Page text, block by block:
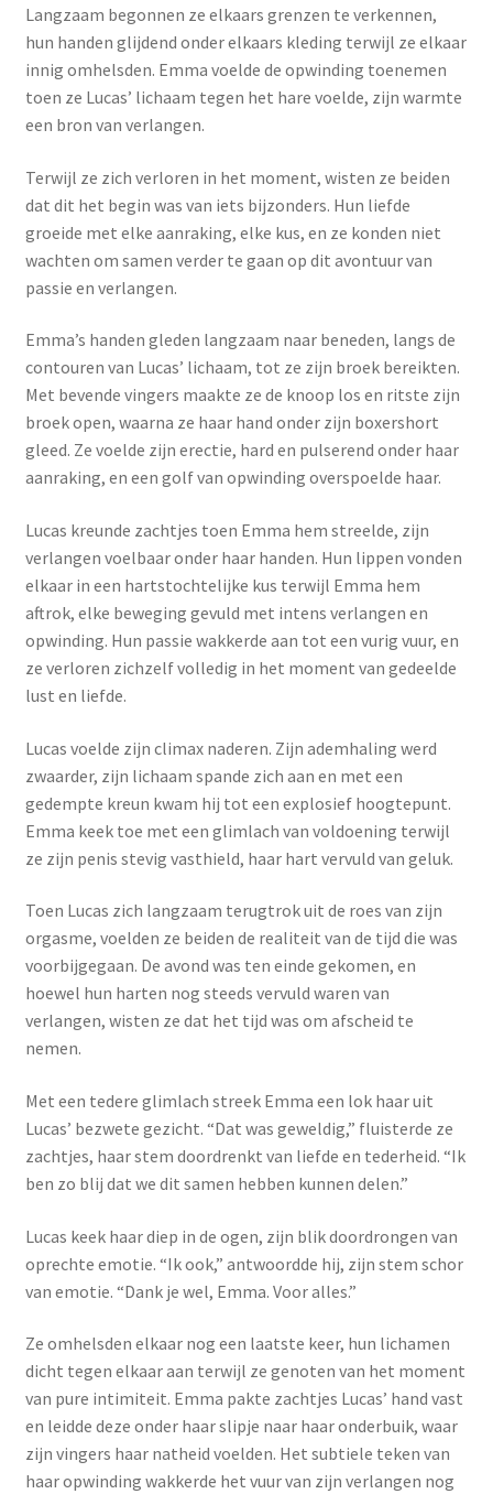
Langzaam begonnen ze elkaars grenzen te verkennen,
hun handen glijdend onder elkaars kleding terwijl ze elkaar
innig omhelsden. Emma voelde de opwinding toenemen
toen ze Lucas’ lichaam tegen het hare voelde, zijn warmte
een bron van verlangen.
Terwijl ze zich verloren in het moment, wisten ze beiden
dat dit het begin was van iets bijzonders. Hun liefde
groeide met elke aanraking, elke kus, en ze konden niet
wachten om samen verder te gaan op dit avontuur van
passie en verlangen.
Emma’s handen gleden langzaam naar beneden, langs de
contouren van Lucas’ lichaam, tot ze zijn broek bereikten.
Met bevende vingers maakte ze de knoop los en ritste zijn
broek open, waarna ze haar hand onder zijn boxershort
gleed. Ze voelde zijn erectie, hard en pulserend onder haar
aanraking, en een golf van opwinding overspoelde haar.
Lucas kreunde zachtjes toen Emma hem streelde, zijn
verlangen voelbaar onder haar handen. Hun lippen vonden
elkaar in een hartstochtelijke kus terwijl Emma hem
aftrok, elke beweging gevuld met intens verlangen en
opwinding. Hun passie wakkerde aan tot een vurig vuur, en
ze verloren zichzelf volledig in het moment van gedeelde
lust en liefde.
Lucas voelde zijn climax naderen. Zijn ademhaling werd
zwaarder, zijn lichaam spande zich aan en met een
gedempte kreun kwam hij tot een explosief hoogtepunt.
Emma keek toe met een glimlach van voldoening terwijl
ze zijn penis stevig vasthield, haar hart vervuld van geluk.
Toen Lucas zich langzaam terugtrok uit de roes van zijn
orgasme, voelden ze beiden de realiteit van de tijd die was
voorbijgegaan. De avond was ten einde gekomen, en
hoewel hun harten nog steeds vervuld waren van
verlangen, wisten ze dat het tijd was om afscheid te
nemen.
Met een tedere glimlach streek Emma een lok haar uit
Lucas’ bezwete gezicht. “Dat was geweldig,” fluisterde ze
zachtjes, haar stem doordrenkt van liefde en tederheid. “Ik
ben zo blij dat we dit samen hebben kunnen delen.”
Lucas keek haar diep in de ogen, zijn blik doordrongen van
oprechte emotie. “Ik ook,” antwoordde hij, zijn stem schor
van emotie. “Dank je wel, Emma. Voor alles.”
Ze omhelsden elkaar nog een laatste keer, hun lichamen
dicht tegen elkaar aan terwijl ze genoten van het moment
van pure intimiteit. Emma pakte zachtjes Lucas’ hand vast
en leidde deze onder haar slipje naar haar onderbuik, waar
zijn vingers haar natheid voelden. Het subtiele teken van
haar opwinding wakkerde het vuur van zijn verlangen nog